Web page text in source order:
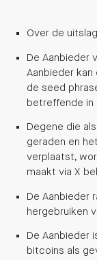
Over de
De Aanbieder
Aanbieder
de seed
betreffende in
Degene die
geraden en
verplaatst,
maakt via X
De Aanbieder
hergebruiken
De Aanbieder
bitcoins als